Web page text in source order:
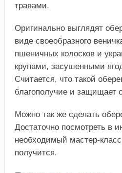
травами.
Оригинально выглядят
виде своеобразного
пшеничных колосков и
крупами, засушенными
Считается, что такой
благополучие и защищает
Можно так же сделать
Достаточно посмотреть в
необходимый мастер-
получится.